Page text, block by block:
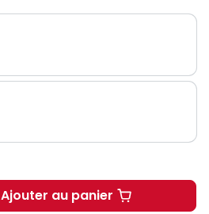
Ajouter au panier
Les régimes